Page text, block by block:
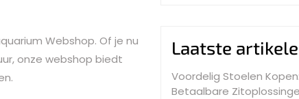
Webshop. Of je nu
onze webshop biedt
Laatste
Voordelig Stoelen
Betaalbare